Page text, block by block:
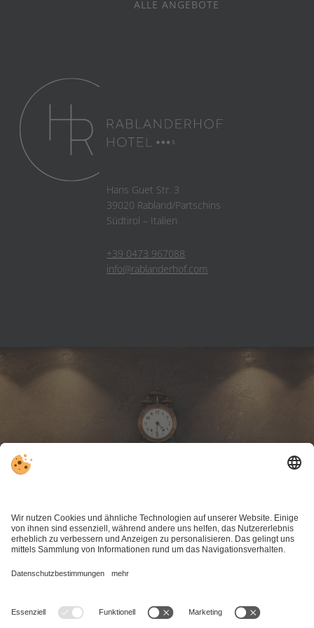
ALLE ANGEBOTE
Hans Guet Str. 3
39020 Rabland/Partschins
Südtirol – Italien
+39 0473 967088
info@rablanderhof.com